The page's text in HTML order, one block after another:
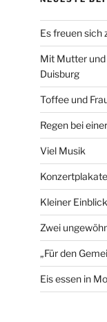
Es freuen sich
Mit Mutter
Duisburg
Toffee und
Regen bei
Viel Musik
Konzertplakate
Kleiner Einblick
Zwei
„Für den
Eis essen in